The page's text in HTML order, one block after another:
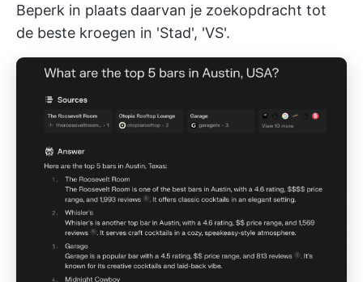
Beperk in plaats daarvan je zoekopdracht tot
de beste kroegen in 'Stad', 'VS'.